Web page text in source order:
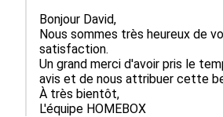
Bonjour David,
Nous sommes très heureux de
satisfaction.
Un grand merci d'avoir pris le
avis et de nous attribuer cette
À très bientôt,
L'équipe HOMEBOX